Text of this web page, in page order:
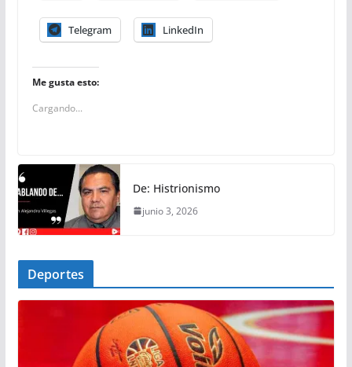
Telegram LinkedIn
Me gusta esto:
Cargando...
De: Histrionismo
junio 3, 2026
Deportes